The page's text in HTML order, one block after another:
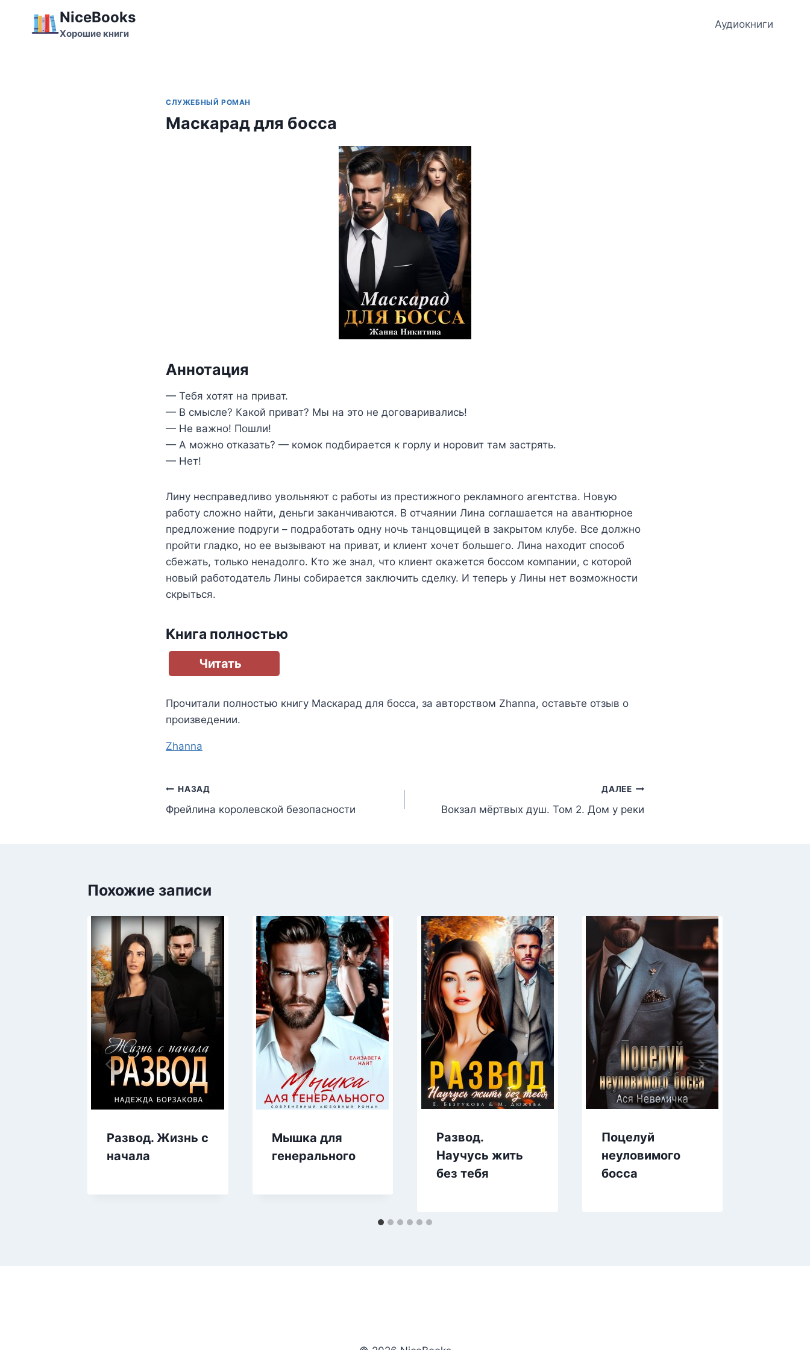
содержимому
NiceBooks
Хорошие книги
Аудиокниги
СЛУЖЕБНЫЙ РОМАН
Маскарад для босса
Аннотация
— Тебя хотят на приват.
— В смысле? Какой приват? Мы на это не договаривались!
— Не важно! Пошли!
— А можно отказать? — комок подбирается к горлу и норовит там застрять.
— Нет!
Лину несправедливо увольняют с работы из престижного рекламного агентства. Новую
работу сложно найти, деньги заканчиваются. В отчаянии Лина соглашается на авантюрное
предложение подруги – подработать одну ночь танцовщицей в закрытом клубе. Все должно
пройти гладко, но ее вызывают на приват, и клиент хочет большего. Лина находит способ
сбежать, только ненадолго. Кто же знал, что клиент окажется боссом компании, с которой
новый работодатель Лины собирается заключить сделку. И теперь у Лины нет возможности
скрыться.
Книга полностью
Читать
Прочитали полностью книгу Маскарад для босса, за авторством Zhanna, оставьте отзыв о
произведении.
Метки
Zhanna
Навигация
по
НАЗАД
Фрейлина королевской безопасности
ДАЛЕЕ
Вокзал мёртвых душ. Том 2. Дом у реки
Похожие записи
Развод. Жизнь с
начала
Мышка для
генерального
Развод.
Научусь жить
без тебя
Поцелуй
неуловимого
босса